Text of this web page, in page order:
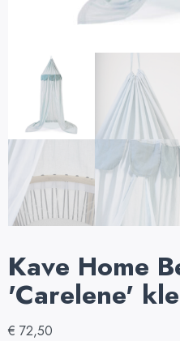
Kave Home
'Carelene'
€ 72,50